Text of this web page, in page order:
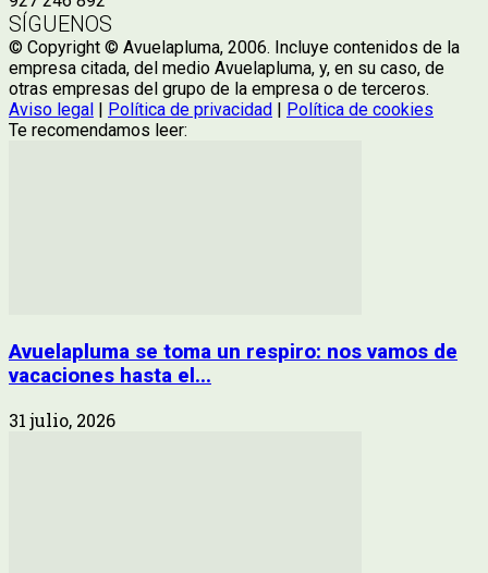
SÍGUENOS
© Copyright © Avuelapluma, 2006. Incluye contenidos de la
empresa citada, del medio Avuelapluma, y, en su caso, de
otras empresas del grupo de la empresa o de terceros.
Aviso legal
Política de privacidad
Política de cookies
Te recomendamos leer:
Avuelapluma se toma un respiro: nos vamos de
vacaciones hasta el...
31 julio, 2026